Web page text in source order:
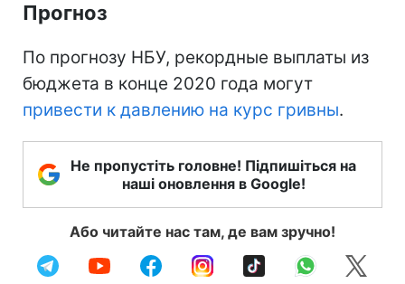
Прогноз
По прогнозу НБУ, рекордные выплаты из
бюджета в конце 2020 года могут
привести к давлению на курс гривны.
Не пропустіть головне! Підпишіться на
наші оновлення в Google!
Або читайте нас там, де вам зручно!